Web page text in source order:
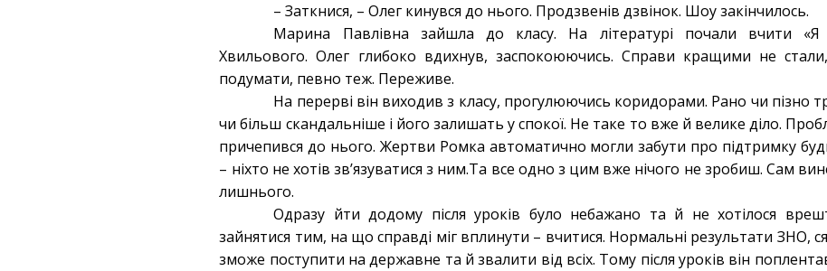
– Заткнися, – Олег кинувся до нього. Продзвенів дзвінок. Шоу закінчилось.
Марина Павлівна зайшла до класу. На літературі почали вчити
Хвильового. Олег глибоко вдихнув, заспокоюючись. Справи кращими не
подумати, певно теж. Переживе.
На перерві він виходив з класу, прогулюючись коридорами. Рано чи пізно
чи більш скандальніше і його залишать у спокої. Не таке то вже й велике діло.
причепився до нього. Жертви Ромка автоматично могли забути про підтримку
– ніхто не хотів зв’язуватися з ним.Та все одно з цим вже нічого не зробиш. Сам
лишнього.
Одразу йти додому після уроків було небажано та й не хотілося
зайнятися тим, на що справді міг вплинути – вчитися. Нормальні результати ЗНО,
зможе поступити на державне та й звалити від всіх. Тому після уроків він